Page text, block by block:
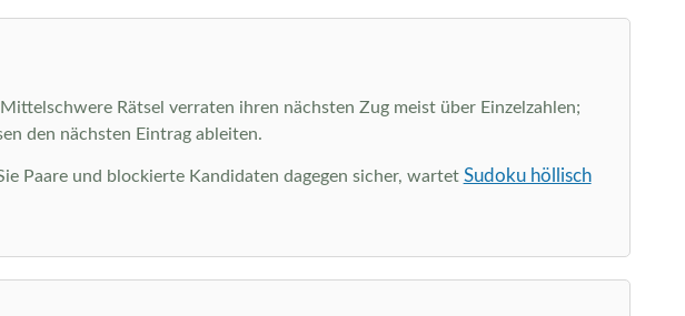
Rätsel verraten ihren nächsten Zug meist über Einzelzahlen;
den nächsten Eintrag ableiten.
Paare und blockierte Kandidaten dagegen sicher, wartet Sudoku höllisch